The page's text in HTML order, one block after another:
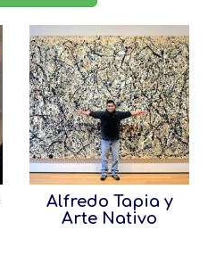
Alfredo Tapia y
Arte Nativo